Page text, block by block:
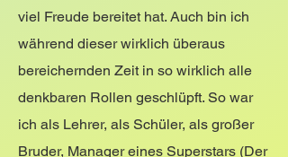
viel Freude bereitet hat. Auch bin ich
während dieser wirklich überaus
bereichernden Zeit in so wirklich alle
denkbaren Rollen geschlüpft. So war
ich als Lehrer, als Schüler, als großer
Bruder, Manager eines Superstars (Der